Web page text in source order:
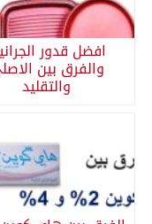
افضل قدور
والفرق بين
والتقليد